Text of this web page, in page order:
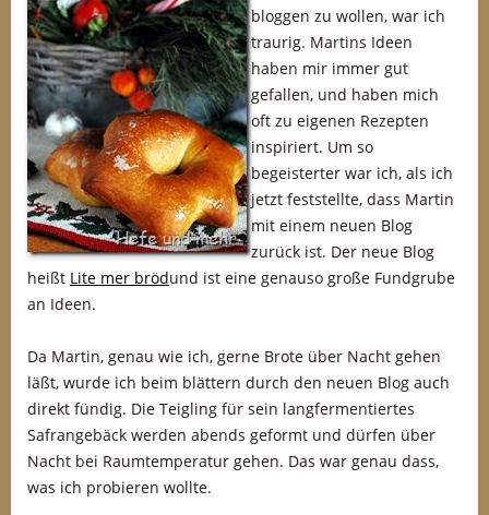
bloggen zu wollen, war ich
traurig. Martins Ideen
haben mir immer gut
gefallen, und haben mich
oft zu eigenen Rezepten
inspiriert. Um so
begeisterter war ich, als ich
jetzt feststellte, dass Martin
mit einem neuen Blog
zurück ist. Der neue Blog
heißt Lite mer brödund ist eine genauso große Fundgrube
an Ideen.
Da Martin, genau wie ich, gerne Brote über Nacht gehen
läßt, wurde ich beim blättern durch den neuen Blog auch
direkt fündig. Die Teigling für sein langfermentiertes
Safrangebäck werden abends geformt und dürfen über
Nacht bei Raumtemperatur gehen. Das war genau dass,
was ich probieren wollte.